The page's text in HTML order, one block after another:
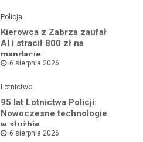
Policja
Kierowca z Zabrza zaufał
AI i stracił 800 zł na
mandacie
6 sierpnia 2026
Lotnictwo
95 lat Lotnictwa Policji:
Nowoczesne technologie
w służbie
bezpieczeństwa
6 sierpnia 2026